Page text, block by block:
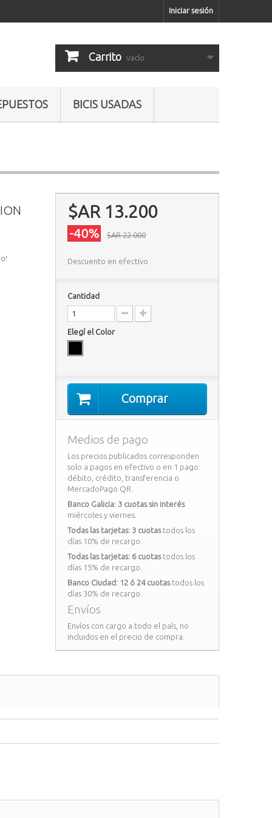
Iniciar sesión
Carrito vacío
BICIS USADAS
$AR 13.200
-40% $AR 22.000
Descuento en efectivo
Cantidad
Elegí el Color
Comprar
Medios de pago
Los precios publicados corresponden
solo a pagos en efectivo o en 1 pago:
débito, crédito, transferencia o
MercadoPago QR.
Banco Galicia: 3 cuotas sin interés
miércoles y viernes.
Todas las tarjetas: 3 cuotastodos los
días 10% de recargo.
Todas las tarjetas: 6 cuotastodos los
días 15% de recargo.
Banco Ciudad: 12 ó 24 cuotastodos los
días 30% de recargo.
Envíos
Envíos con cargo a todo el país, no
incluidos en el precio de compra.